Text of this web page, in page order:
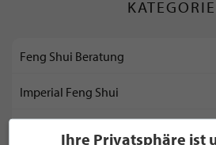
Feng Shui Beratung
Imperial Feng Shui
Ihre Privatsphäre ist